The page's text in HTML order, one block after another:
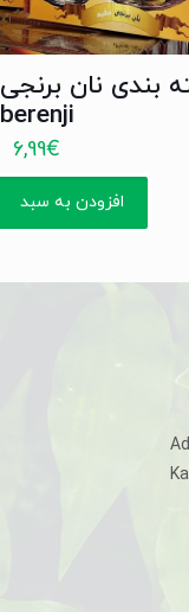
berenji
6,99€
افزودن به سبد